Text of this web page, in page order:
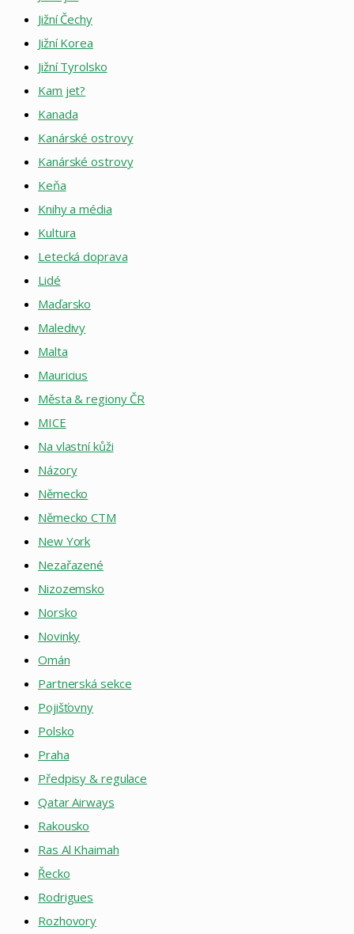
Jižní Čechy
Jižní Korea
Jižní Tyrolsko
Kam jet?
Kanada
Kanárské ostrovy
Kanárské ostrovy
Keňa
Knihy a média
Kultura
Letecká doprava
Lidé
Maďarsko
Maledivy
Malta
Mauricius
Města & regiony ČR
MICE
Na vlastní kůži
Názory
Německo
Německo CTM
New York
Nezařazené
Nizozemsko
Norsko
Novinky
Omán
Partnerská sekce
Pojišťovny
Polsko
Praha
Předpisy & regulace
Qatar Airways
Rakousko
Ras Al Khaimah
Řecko
Rodrigues
Rozhovory